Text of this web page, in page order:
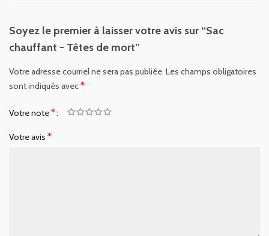
Soyez le premier à laisser votre avis sur “Sac
chauffant - Têtes de mort”
Votre adresse courriel ne sera pas publiée. Les champs obligatoires
sont indiqués avec*
Votre note*
Votre avis *